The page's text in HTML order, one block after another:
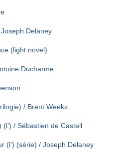
Delaney
(light novel)
Ducharme
/ Brent Weeks
/ Sébastien de Castell
(l’) (série) / Joseph Delaney